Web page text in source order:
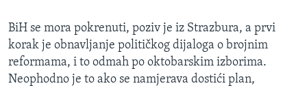
BiH se mora pokrenuti, poziv je iz Strazbura, a prvi
korak je obnavljanje političkog dijaloga o brojnim
reformama, i to odmah po oktobarskim izborima.
Neophodno je to ako se namjerava dostići plan,